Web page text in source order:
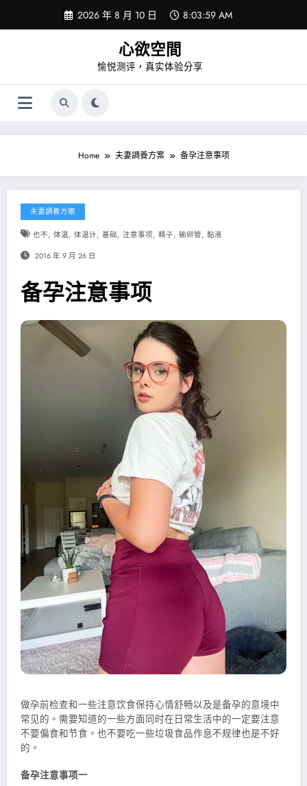
content
2026 年 8 月 10 日 8:03:59 AM
心欲空間
愉悦测评，真实体验分享
Home 夫妻調養方案 备孕注意事项
夫妻調養方案
也不, 体温, 体温计, 基础, 注意事项, 精子, 输卵管, 黏液
2016 年 9 月 26 日
备孕注意事项
做孕前检查和一些注意饮食保持心情舒畅以及是备孕的意境中
常见的。需要知道的一些方面同时在日常生活中的一定要注意
不要偏食和节食。也不要吃一些垃圾食品作息不规律也是不好
的。
备孕注意事项一